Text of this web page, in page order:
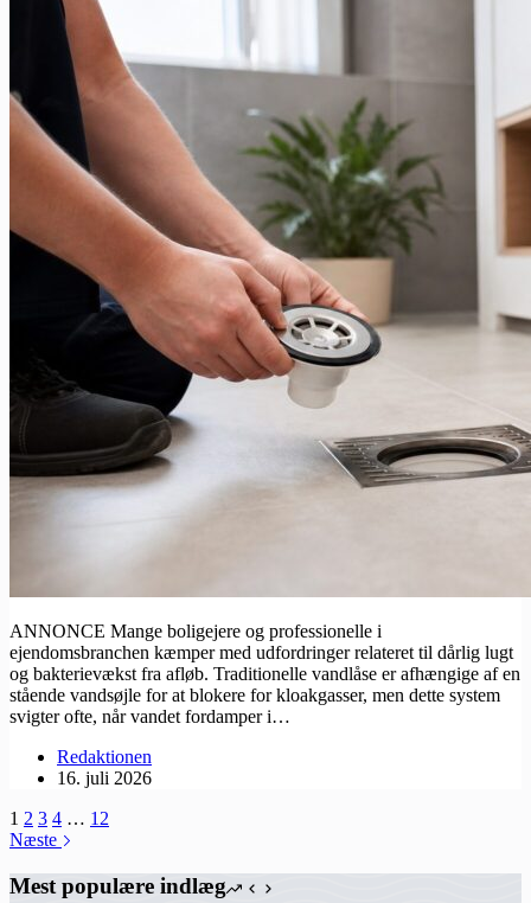
ANNONCE Mange boligejere og professionelle i
ejendomsbranchen kæmper med udfordringer relateret til dårlig lugt
og bakterievækst fra afløb. Traditionelle vandlåse er afhængige af en
stående vandsøjle for at blokere for kloakgasser, men dette system
svigter ofte, når vandet fordamper i…
Redaktionen
16. juli 2026
1 2 3 4 … 12
Næste
Mest populære indlæg